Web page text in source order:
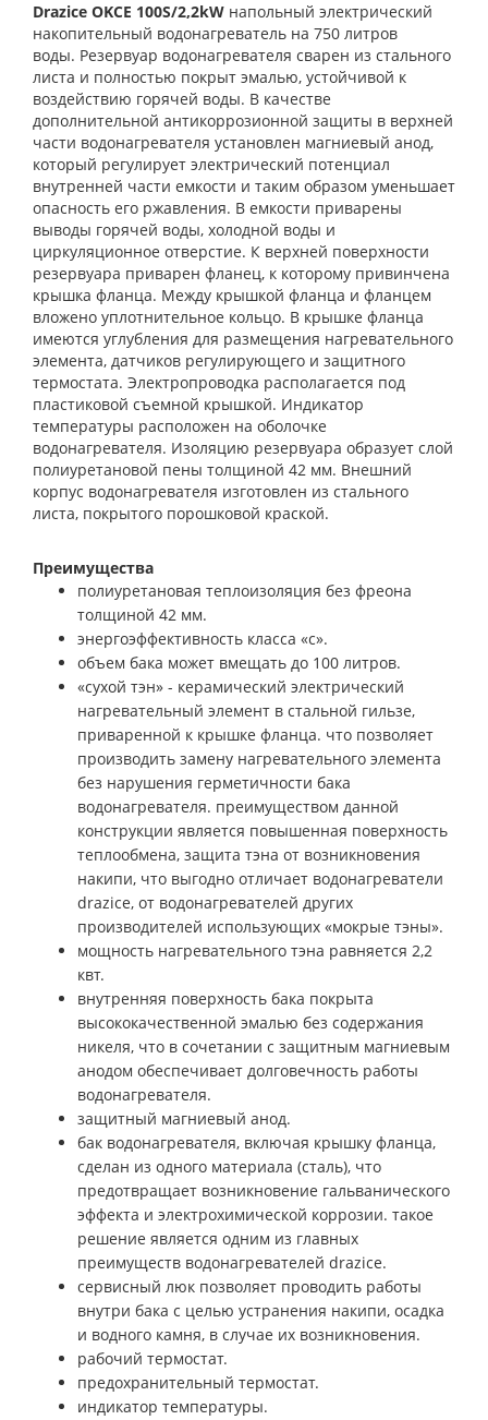
Drazice OKCE 100S/2,2kW напольный электрический
накопительный водонагреватель на 750 литров
воды. Резервуар водонагревателя сварен из стального
листа и полностью покрыт эмалью, устойчивой к
воздействию горячей воды. В качестве
дополнительной антикоррозионной защиты в верхней
части водонагревателя установлен магниевый анод,
который регулирует электрический потенциал
внутренней части емкости и таким образом уменьшает
опасность его ржавления. В емкости приварены
выводы горячей воды, холодной воды и
циркуляционное отверстие. К верхней поверхности
резервуара приварен фланец, к которому привинчена
крышка фланца. Между крышкой фланца и фланцем
вложено уплотнительное кольцо. В крышке фланца
имеются углубления для размещения нагревательного
элемента, датчиков регулирующего и защитного
термостата. Электропроводка располагается под
пластиковой съемной крышкой. Индикатор
температуры расположен на оболочке
водонагревателя. Изоляцию резервуара образует слой
полиуретановой пены толщиной 42 мм. Внешний
корпус водонагревателя изготовлен из стального
листа, покрытого порошковой краской.
Преимущества
полиуретановая теплоизоляция без фреона
толщиной 42 мм.
энергоэффективность класса «с».
объем бака может вмещать до 100 литров.
«сухой тэн» - керамический электрический
нагревательный элемент в стальной гильзе,
приваренной к крышке фланца. что позволяет
производить замену нагревательного элемента
без нарушения герметичности бака
водонагревателя. преимуществом данной
конструкции является повышенная поверхность
теплообмена, защита тэна от возникновения
накипи, что выгодно отличает водонагреватели
drazice, от водонагревателей других
производителей использующих «мокрые тэны».
мощность нагревательного тэна равняется 2,2
квт.
внутренняя поверхность бака покрыта
высококачественной эмалью без содержания
никеля, что в сочетании с защитным магниевым
анодом обеспечивает долговечность работы
водонагревателя.
защитный магниевый анод.
бак водонагревателя, включая крышку фланца,
сделан из одного материала (сталь), что
предотвращает возникновение гальванического
эффекта и электрохимической коррозии. такое
решение является одним из главных
преимуществ водонагревателей drazice.
сервисный люк позволяет проводить работы
внутри бака с целью устранения накипи, осадка
и водного камня, в случае их возникновения.
рабочий термостат.
предохранительный термостат.
индикатор температуры.